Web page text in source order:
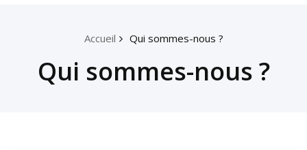
Accueil Qui sommes-nous ?
Qui sommes-nous ?